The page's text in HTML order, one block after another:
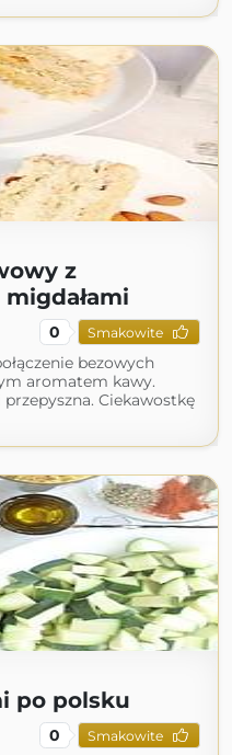
z
0 Smakowite
bezowych
aromatem kawy.
przepyszna. Ciekawostkę
po polsku
0 Smakowite